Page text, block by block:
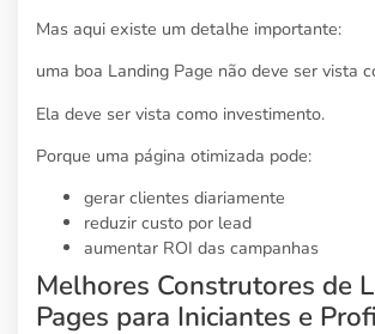
Mas aqui existe um detalhe importante:
uma boa Landing Page não deve ser vista
Ela deve ser vista como investimento.
Porque uma página otimizada pode:
gerar clientes diariamente
reduzir custo por lead
aumentar ROI das campanhas
Melhores Construtores de
Pages para Iniciantes e